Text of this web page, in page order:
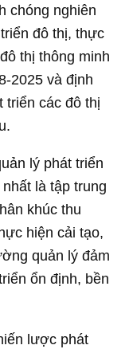
chóng nghiên
đô thị, thực
thị thông minh
2025 và định
triển các đô thị
lý phát triển
là tập trung
khúc thu
hiện cải tạo,
quản lý đảm
ổn định, bền
lược phát